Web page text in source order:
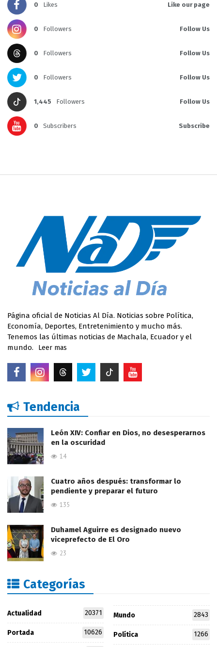
0 Likes Like our page
0 Followers Follow Us
0 Followers Follow Us
0 Followers Follow Us
1,445 Followers Follow Us
0 Subscribers Subscribe
Página oficial de Noticias Al Día. Noticias sobre Política,
Economía, Deportes, Entretenimiento y mucho más.
Tenemos las últimas noticias de Machala, Ecuador y el
mundo.
Leer mas
Tendencia
León XIV: Confiar en Dios, no desesperarnos
en la oscuridad
14
Cuatro años después: transformar lo
pendiente y preparar el futuro
135
Duhamel Aguirre es designado nuevo
viceprefecto de El Oro
23
Categorías
Actualidad 20371
Portada 10626
Mundo 2843
Política 1266